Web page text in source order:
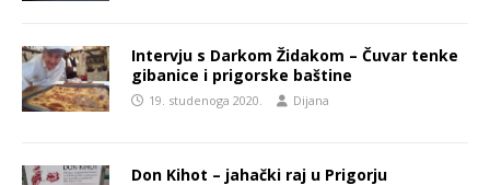
Intervju s Darkom Židakom – Čuvar tenke
gibanice i prigorske baštine
19. studenoga 2020. Dijana
Don Kihot – jahački raj u Prigorju